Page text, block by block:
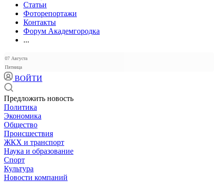
Статьи
Фоторепортажи
Контакты
Форум Академгородка
...
07 Августа
Пятница
ВОЙТИ
Предложить новость
Политика
Экономика
Общество
Происшествия
ЖКХ и транспорт
Наука и образование
Спорт
Культура
Новости компаний